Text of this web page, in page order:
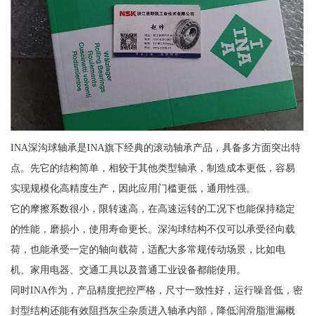
INA深沟球轴承是INA旗下经典的滚动轴承产品，具备多方面突出特
点。先它的结构简单，相较于其他类型轴承，制造成本更低，容易
实现规模化高精度生产，因此应用门槛更低，通用性强。
它的摩擦系数很小，限转速高，在高速运转的工况下也能保持稳定
的性能，磨损小，使用寿命更长。深沟球结构不仅可以承受径向载
荷，也能承受一定的轴向载荷，适配大多常规传动场景，比如电
机、家用电器、交通工具以及普通工业设备都能使用。
同时INA作为，产品精度把控严格，尺寸一致性好，运行噪音低，密
封型结构还能有效阻挡灰尘杂质进入轴承内部，降低润滑脂泄漏概